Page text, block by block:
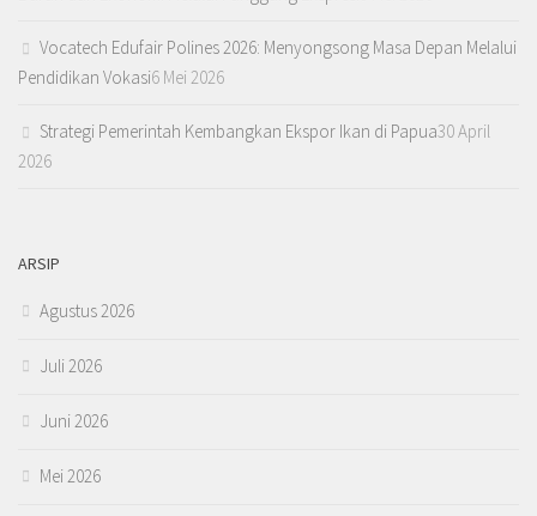
Vocatech Edufair Polines 2026: Menyongsong Masa Depan Melalui
Pendidikan Vokasi6 Mei 2026
Strategi Pemerintah Kembangkan Ekspor Ikan di Papua30 April
2026
ARSIP
Agustus 2026
Juli 2026
Juni 2026
Mei 2026